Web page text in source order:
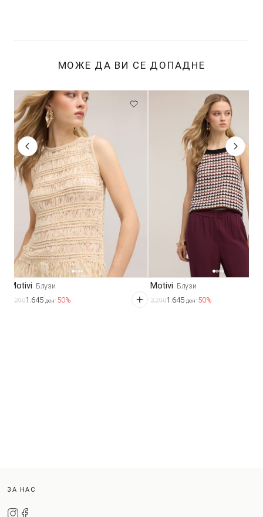
МОЖЕ ДА ВИ СЕ ДОПАДНЕ
Motivi Блузи
3.2901.645 ден-50%
Motivi Блузи
3.2901.645 ден-50%
ЗА НАС